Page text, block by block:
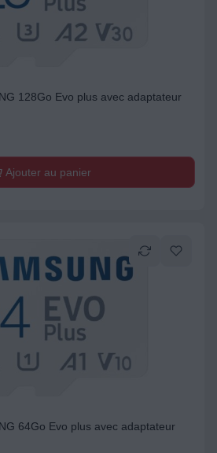
128Go Evo plus avec adaptateur
Ajouter au panier
64Go Evo plus avec adaptateur